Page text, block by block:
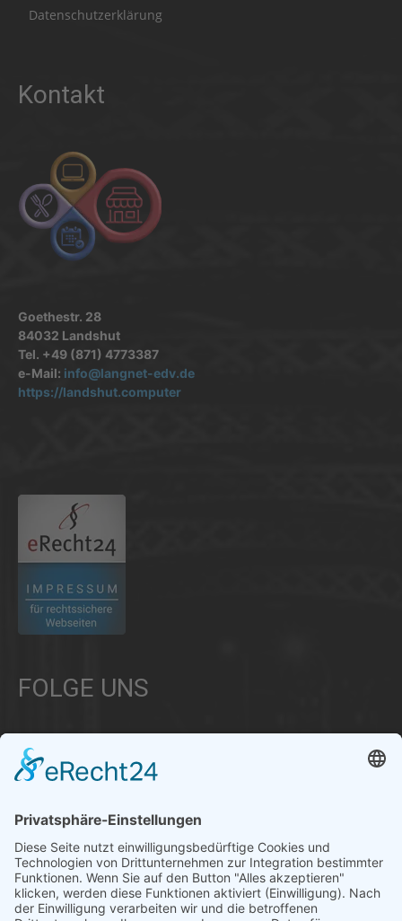
Datenschutzerklärung
Kontakt
Goethestr. 28
84032 Landshut
Tel. +49 (871) 4773387
e-Mail: info@langnet-edv.de
https://landshut.computer
FOLGE UNS
Informationen aus Politik – Wirtschaft – Kultur – Umwelt –
Gesellschaft - Polizei und Feuerwehr – für die Region Bayern